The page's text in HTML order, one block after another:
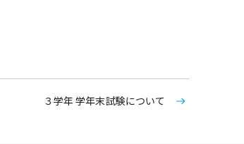
３学年 学年末試験について